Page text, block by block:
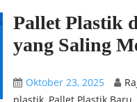
Pallet Plastik
yang Saling
Oktober 23, 2025